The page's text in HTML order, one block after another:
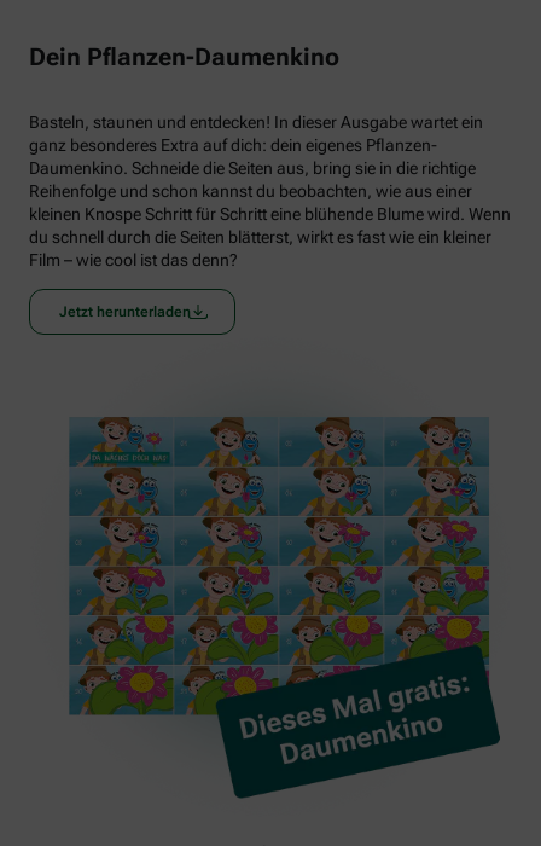
Dein Pflanzen-Daumenkino
Basteln, staunen und entdecken! In dieser Ausgabe wartet ein
ganz besonderes Extra auf dich: dein eigenes Pflanzen-
Daumenkino. Schneide die Seiten aus, bring sie in die richtige
Reihenfolge und schon kannst du beobachten, wie aus einer
kleinen Knospe Schritt für Schritt eine blühende Blume wird. Wenn
du schnell durch die Seiten blätterst, wirkt es fast wie ein kleiner
Film – wie cool ist das denn?
Jetzt herunterladen